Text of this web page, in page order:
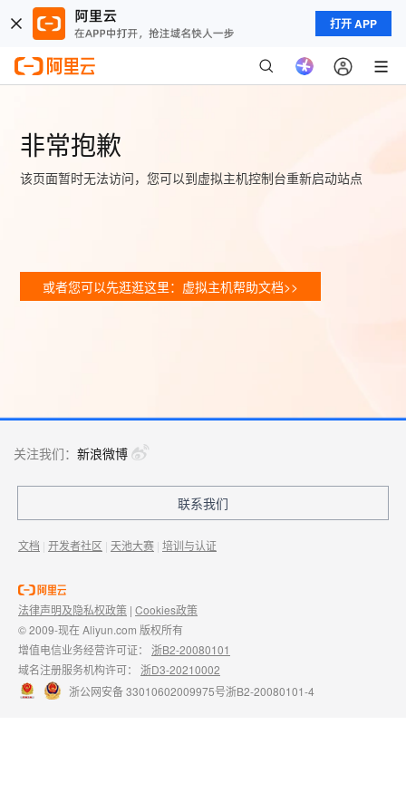
打开 APP
非常抱歉
该页面暂时无法访问，您可以到虚拟主机控制台重新启动站点
或者您可以先逛逛这里：虚拟主机帮助文档>>